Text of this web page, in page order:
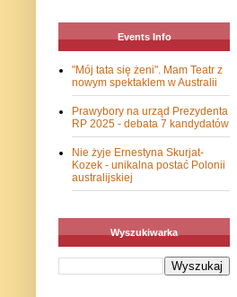
Events Info
"Mój tata się żeni". Mam Teatr z
nowym spektaklem w Australii
Prawybory na urząd Prezydenta
RP 2025 - debata 7 kandydatów
Nie żyje Ernestyna Skurjat-
Kozek - unikalna postać Polonii
australijskiej
Wyszukiwarka